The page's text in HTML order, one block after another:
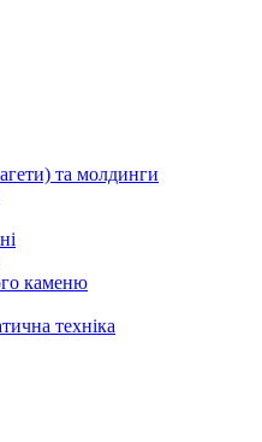
та молдинги
каменю
техніка